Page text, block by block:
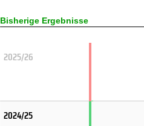
Bisherige Ergebnisse
2025/26
2024/25